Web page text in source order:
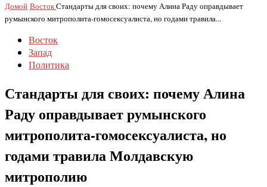
Домой ВостокСтандарты для своих: почему Алина Раду оправдывает
румынского митрополита-гомосексуалиста, но годами травила...
Восток
Запад
Политика
Стандарты для своих: почему Алина
Раду оправдывает румынского
митрополита-гомосексуалиста, но
годами травила Молдавскую
митрополию